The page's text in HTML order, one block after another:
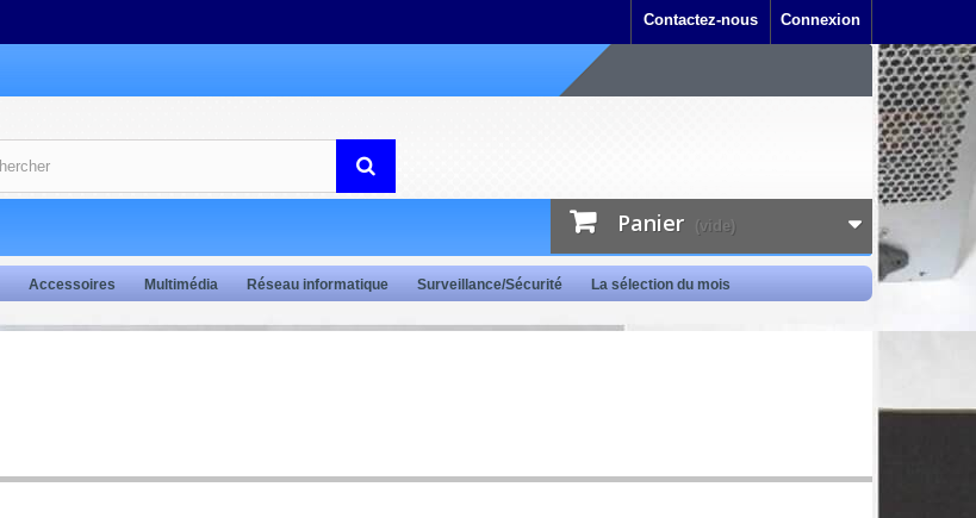
Connexion
Contactez-nous
Panier (vide)
Accessoires Multimédia Réseau informatique Surveillance/Sécurité La sélection du mois